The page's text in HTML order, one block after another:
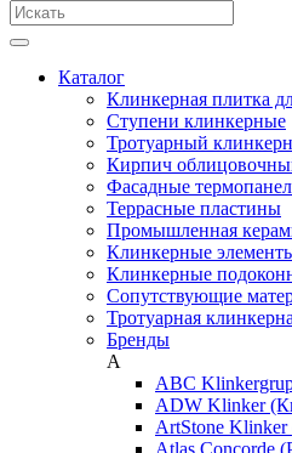
Каталог
Клинкерная плитка
Ступени клинкерные
Тротуарный
Кирпич
Фасадные
Террасные пластины
Промышленная
Клинкерные
Клинкерные
Сопутствующие
Тротуарная
Бренды
A
ABC
ADW Klinker
ArtStone
Atlas Concorde